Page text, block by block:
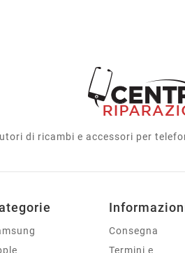
di ricambi e accessori per
Consegna
Termini e